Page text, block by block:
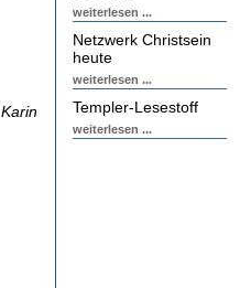
Karin
weiterlesen ...
Netzwerk Christsein
heute
weiterlesen ...
Templer-Lesestoff
weiterlesen ...